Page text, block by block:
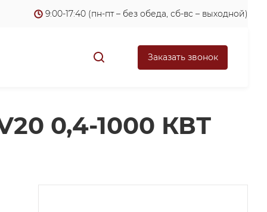
9:00-17:40 (пн-пт – без обеда, сб-вс – выходной)
Заказать звонок
0,4-1000 КВТ